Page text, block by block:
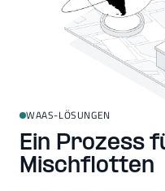
WAAS-LÖSUNGEN
Ein Prozess
Mischflotten